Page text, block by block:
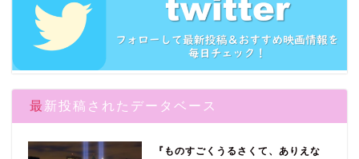
最新投稿されたデータベース
『ものすごくうるさくて、ありえな